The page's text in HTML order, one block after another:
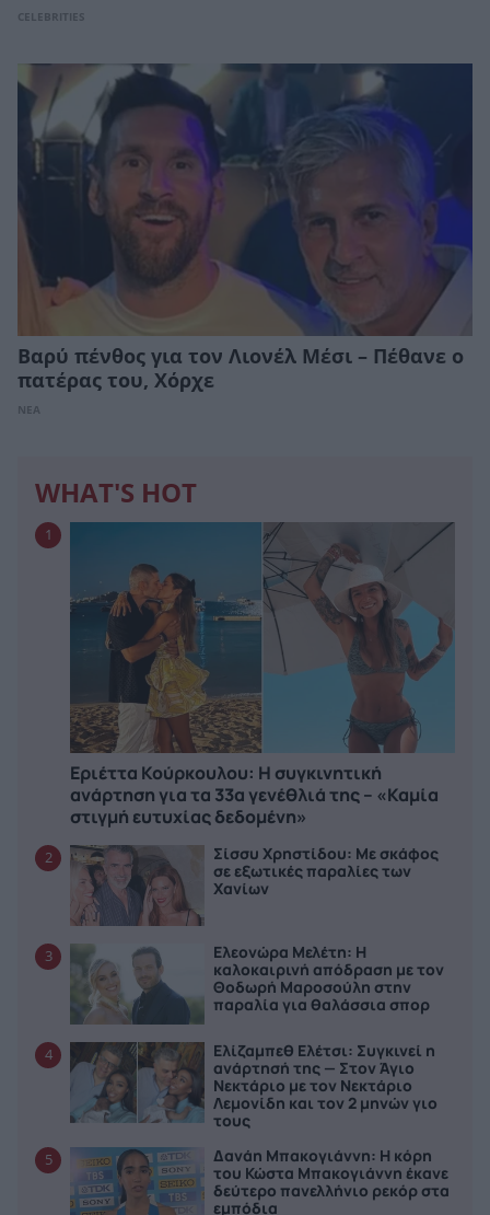
CELEBRITIES
Βαρύ πένθος για τον Λιονέλ Μέσι – Πέθανε ο
πατέρας του, Χόρχε
ΝΕΑ
WHAT'S HOT
1
Εριέττα Κούρκουλου: Η συγκινητική
ανάρτηση για τα 33α γενέθλιά της – «Καμία
στιγμή ευτυχίας δεδομένη»
2
Σίσσυ Χρηστίδου: Με σκάφος
σε εξωτικές παραλίες των
Χανίων
3
Ελεονώρα Μελέτη: Η
καλοκαιρινή απόδραση με τον
Θοδωρή Μαροσούλη στην
παραλία για θαλάσσια σπορ
4
Ελίζαμπεθ Ελέτσι: Συγκινεί η
ανάρτησή της — Στον Άγιο
Νεκτάριο με τον Νεκτάριο
Λεμονίδη και τον 2 μηνών γιο
τους
5
Δανάη Μπακογιάννη: Η κόρη
του Κώστα Μπακογιάννη έκανε
δεύτερο πανελλήνιο ρεκόρ στα
εμπόδια